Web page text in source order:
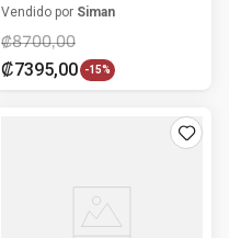
Vendido por Siman
₡8700,00
₡7395,00 -15%